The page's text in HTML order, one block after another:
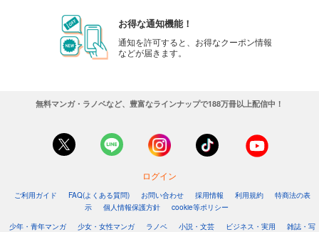
お得な通知機能！
通知を許可すると、お得なクーポン情報
などが届きます。
無料マンガ・ラノベなど、豊富なラインナップで188万冊以上配信中！
ログイン
ご利用ガイド FAQ(よくある質問) お問い合わせ 採用情報 利用規約
特商法の表
示
個人情報保護方針
cookie等ポリシー
少年・青年マンガ
少女・女性マンガ ラノベ 小説・文芸 ビジネス・実用
雑誌・写